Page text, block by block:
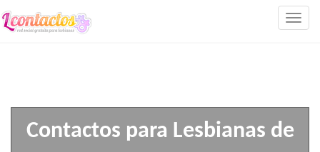
Contactos para Lesbianas de